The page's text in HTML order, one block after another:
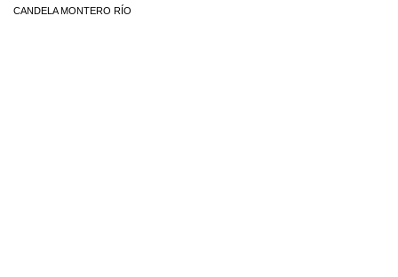
CANDELA MONTERO RÍO